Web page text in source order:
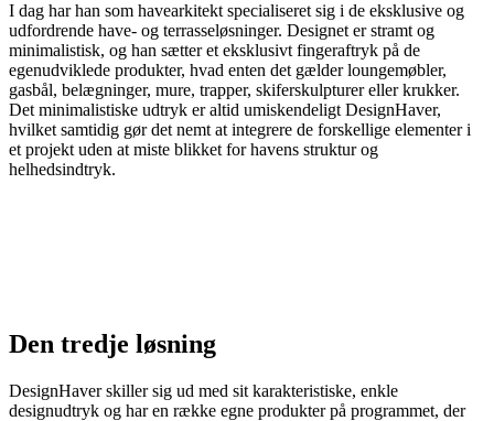
I dag har han som havearkitekt specialiseret sig i de eksklusive og
udfordrende have- og terrasseløsninger. Designet er stramt og
minimalistisk, og han sætter et eksklusivt fingeraftryk på de
egenudviklede produkter, hvad enten det gælder loungemøbler,
gasbål, belægninger, mure, trapper, skiferskulpturer eller krukker.
Det minimalistiske udtryk er altid umiskendeligt DesignHaver,
hvilket samtidig gør det nemt at integrere de forskellige elementer i
et projekt uden at miste blikket for havens struktur og
helhedsindtryk.
Den tredje løsning
DesignHaver skiller sig ud med sit karakteristiske, enkle
designudtryk og har en række egne produkter på programmet, der